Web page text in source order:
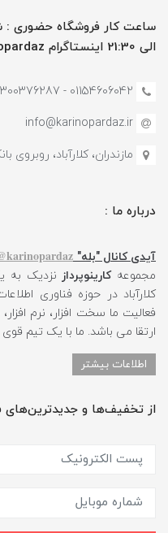
الی 21:30 اینستاگرام karinopardaz@
01154606042 - 09300376287
info@karinopardaz.ir
مازندران، کلارآباد،
درباره ما :
آیدی کانال "بله" karinopardaz@
مجموعهکارینوپرداز نزدیک به
کلارآباد در حوزه فناوری
فعالیت ما سخت افزار، نرم
ارتقا می باشد. ما با یک تیم
اطلاعات بیشتر
از تخفیف‌ها و جدیدترین‌های